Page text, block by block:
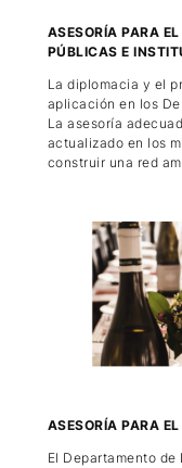
ASESORÍA PARA
PÚBLICAS E
La diplomacia y el
aplicación en los
La asesoría
actualizado en los
construir una red
ASESORÍA PARA
El Departamento